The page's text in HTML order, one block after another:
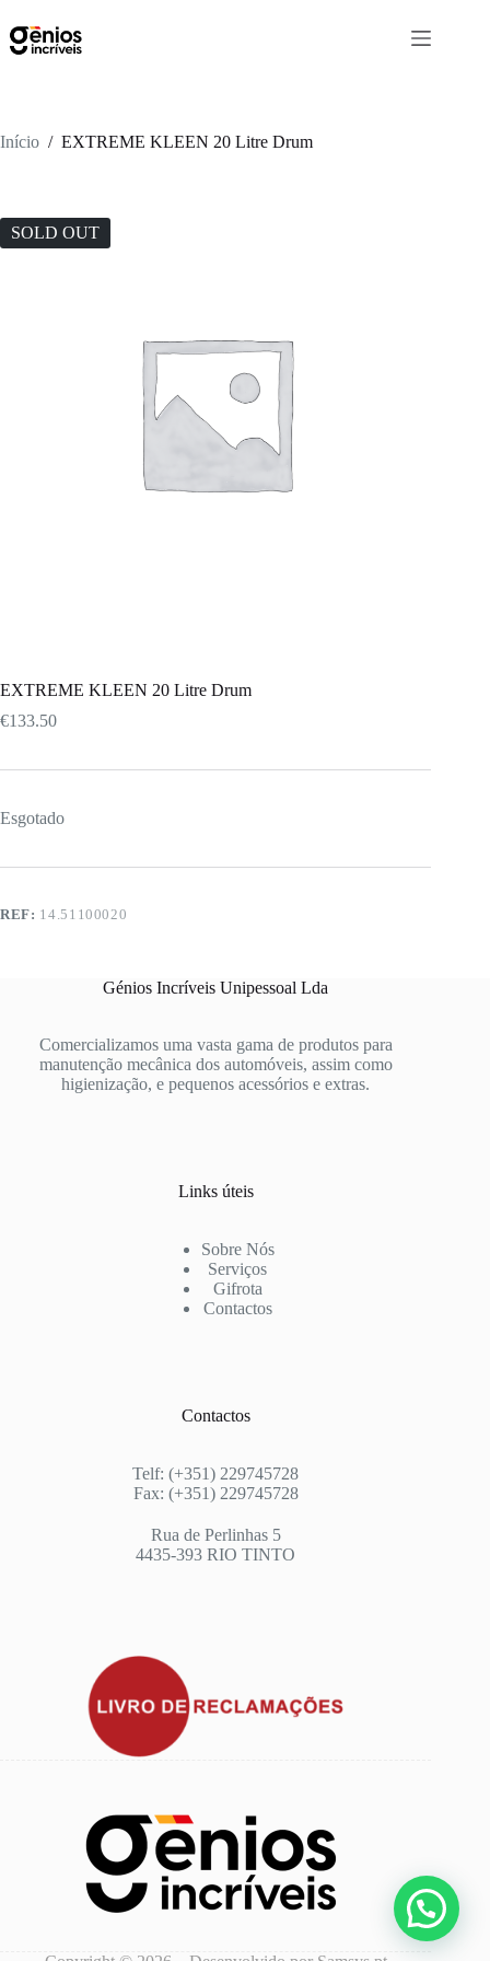
Início / EXTREME KLEEN 20 Litre Drum
SOLD OUT
EXTREME KLEEN 20 Litre Drum
€133.50
Esgotado
REF: 14.51100020
Génios Incríveis Unipessoal Lda
Comercializamos uma vasta gama de produtos para
manutenção mecânica dos automóveis, assim como
higienização, e pequenos acessórios e extras.
Links úteis
Sobre Nós
Serviços
Gifrota
Contactos
Contactos
Telf: (+351) 229745728
Fax: (+351) 229745728
Rua de Perlinhas 5
4435-393 RIO TINTO